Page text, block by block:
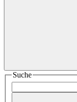
Suche